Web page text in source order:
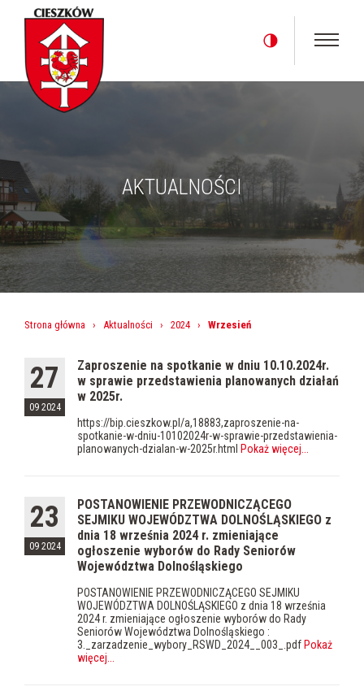
AKTUALNOŚCI
Strona główna › Aktualności › 2024 › Wrzesień
27
09 2024
Zaproszenie na spotkanie w dniu 10.10.2024r.
w sprawie przedstawienia planowanych działań
w 2025r.
https://bip.cieszkow.pl/a,18883,zaproszenie-na-
spotkanie-w-dniu-10102024r-w-sprawie-przedstawienia-
planowanych-dzialan-w-2025r.html Pokaż więcej
23
09 2024
POSTANOWIENIE PRZEWODNICZĄCEGO
SEJMIKU WOJEWÓDZTWA DOLNOŚLĄSKIEGO z
dnia 18 września 2024 r. zmieniające
ogłoszenie wyborów do Rady Seniorów
Województwa Dolnośląskiego
POSTANOWIENIE PRZEWODNICZĄCEGO SEJMIKU
WOJEWÓDZTWA DOLNOŚLĄSKIEGO z dnia 18 września
2024 r. zmieniające ogłoszenie wyborów do Rady
Seniorów Województwa Dolnośląskiego :
3._zarzadzenie_wybory_RSWD_2024__003_.pdf Pokaż
więcej